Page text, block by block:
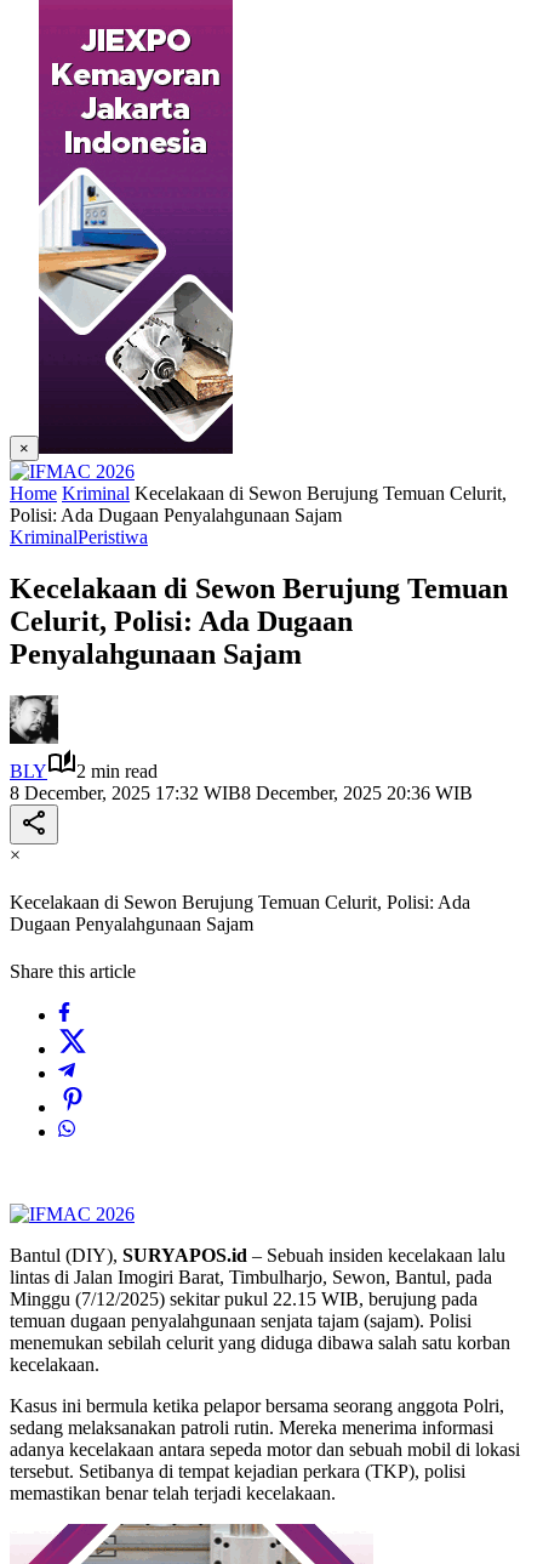
×
Home Kriminal Kecelakaan di Sewon Berujung Temuan Celurit,
Polisi: Ada Dugaan Penyalahgunaan Sajam
KriminalPeristiwa
Kecelakaan di Sewon Berujung Temuan
Celurit, Polisi: Ada Dugaan
Penyalahgunaan Sajam
BLY
2 min read
8 December, 2025 17:32 WIB8 December, 2025 20:36 WIB
×
Kecelakaan di Sewon Berujung Temuan Celurit, Polisi: Ada
Dugaan Penyalahgunaan Sajam
Share this article
Bantul (DIY), SURYAPOS.id – Sebuah insiden kecelakaan lalu
lintas di Jalan Imogiri Barat, Timbulharjo, Sewon, Bantul, pada
Minggu (7/12/2025) sekitar pukul 22.15 WIB, berujung pada
temuan dugaan penyalahgunaan senjata tajam (sajam). Polisi
menemukan sebilah celurit yang diduga dibawa salah satu korban
kecelakaan.
Kasus ini bermula ketika pelapor bersama seorang anggota Polri,
sedang melaksanakan patroli rutin. Mereka menerima informasi
adanya kecelakaan antara sepeda motor dan sebuah mobil di lokasi
tersebut. Setibanya di tempat kejadian perkara (TKP), polisi
memastikan benar telah terjadi kecelakaan.